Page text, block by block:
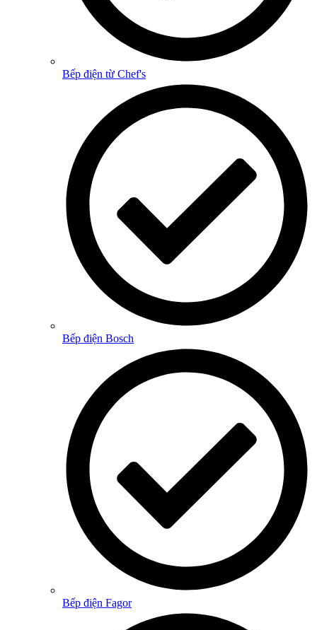
Bếp điện từ Chef's
Bếp điện Bosch
Bếp điện Fagor